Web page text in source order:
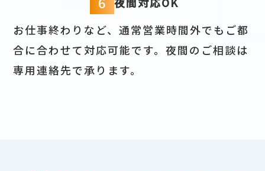
お仕事終わりなど、通常営業時間外でもご都
合に合わせて対応可能です。夜間のご相談は
専用連絡先で承ります。